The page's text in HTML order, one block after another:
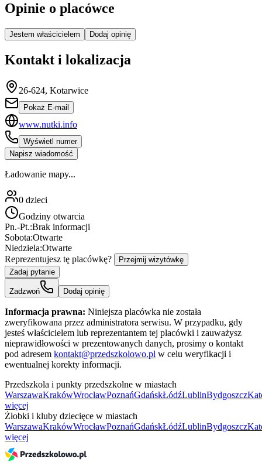
Opinie o placówce
Jestem właścicielem Dodaj opinię
Kontakt i lokalizacja
26-624, Kotarwice
Pokaż E-mail
www.nutki.info
Wyświetl numer
Napisz wiadomość
Ładowanie mapy...
0 dzieci
Godziny otwarcia
Pn.-Pt.:Brak informacji
Sobota:Otwarte
Niedziela:Otwarte
Reprezentujesz tę placówkę?
Przejmij wizytówkę
Zadaj pytanie
Zadzwoń Dodaj opinię
Informacja prawna: Niniejsza placówka nie została
zweryfikowana przez administratora serwisu. W przypadku, gdy
jesteś właścicielem lub reprezentantem tej placówki i zauważysz
nieprawidłowości w prezentowanych danych, prosimy o kontakt
pod adresem kontakt@przedszkolowo.pl w celu weryfikacji i
ewentualnej korekty informacji.
Przedszkola i punkty przedszkolne w miastach
WarszawaKrakówWrocławPoznańGdańskŁódźLublinBydgoszcz
więcej
Żłobki i kluby dziecięce w miastach
WarszawaKrakówWrocławPoznańGdańskŁódźLublinBydgoszcz
więcej